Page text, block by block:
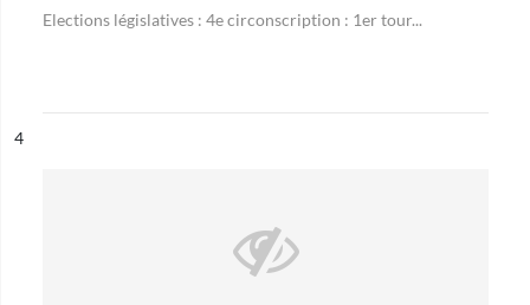
Elections législatives : 4e circonscription : 1er tour...
n°
4